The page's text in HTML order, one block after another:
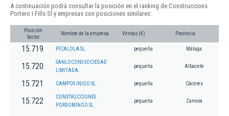
A continuación podrá consultar la posición en el ranking de Construccions
Portero I Fills Sl y empresas con posiciones similares:
Posición
Sector
Nombre de la empresa Ventas (€) Provincia
15.719 PICALOLA SL. pequeña Málaga
15.720
SANLOCONS SOCIEDAD
LIMITADA.
pequeña Albacete
15.721 CAMPOS INIGO SL. pequeña Cáceres
15.722
CONSTRUCCIONES
PORDOMINGO SL
pequeña Zamora